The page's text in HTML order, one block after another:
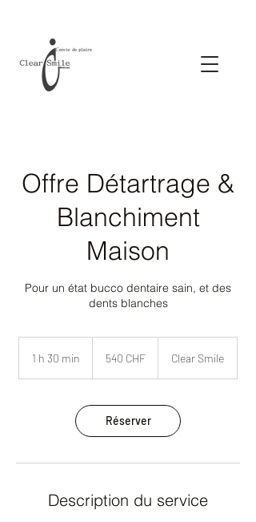
Offre Détartrage &
Blanchiment
Maison
Pour un état bucco dentaire sain, et des
dents blanches
1 h 30 min
m
n
suisses540 CHF Clear Smile
Réserver
Description du service